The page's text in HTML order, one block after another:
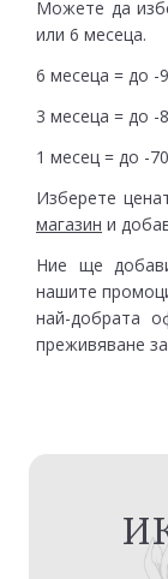
Можете да
или 6 месеца.
6 месеца = до -
3 месеца = до -
1 месец = до -
Изберете
магазин и
Ние ще
нашите
най-добрата
преживяване